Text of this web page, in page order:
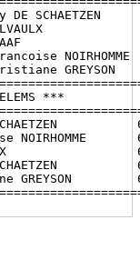
DE SCHAETZEN
NOIRHOMME
GREYSON
***
NOIRHOMME
GREYSON